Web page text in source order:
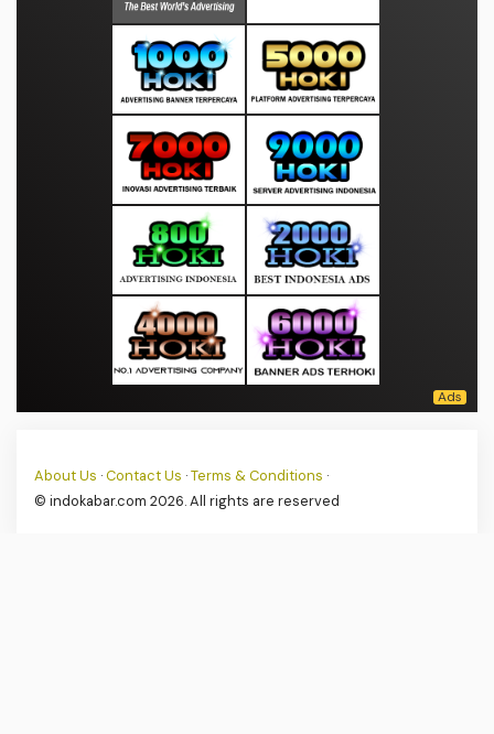
About Us ·Contact Us ·Terms & Conditions ·
© indokabar.com 2026. All rights are reserved